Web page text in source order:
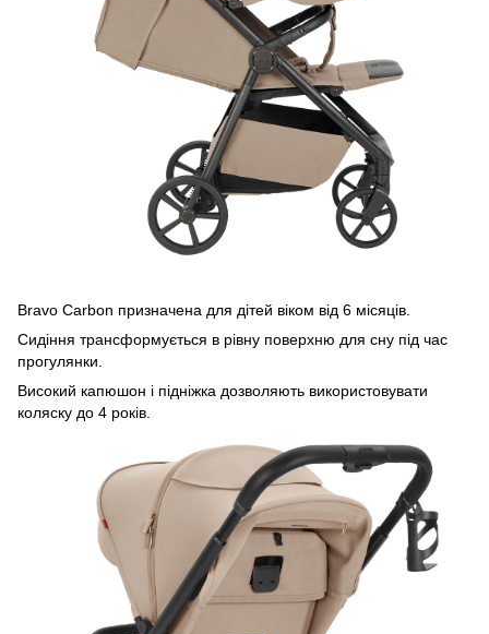
Bravo Carbon призначена для дітей віком від 6 місяців.
Сидіння трансформується в рівну поверхню для сну під час
прогулянки.
Високий капюшон і підніжка дозволяють використовувати
коляску до 4 років.